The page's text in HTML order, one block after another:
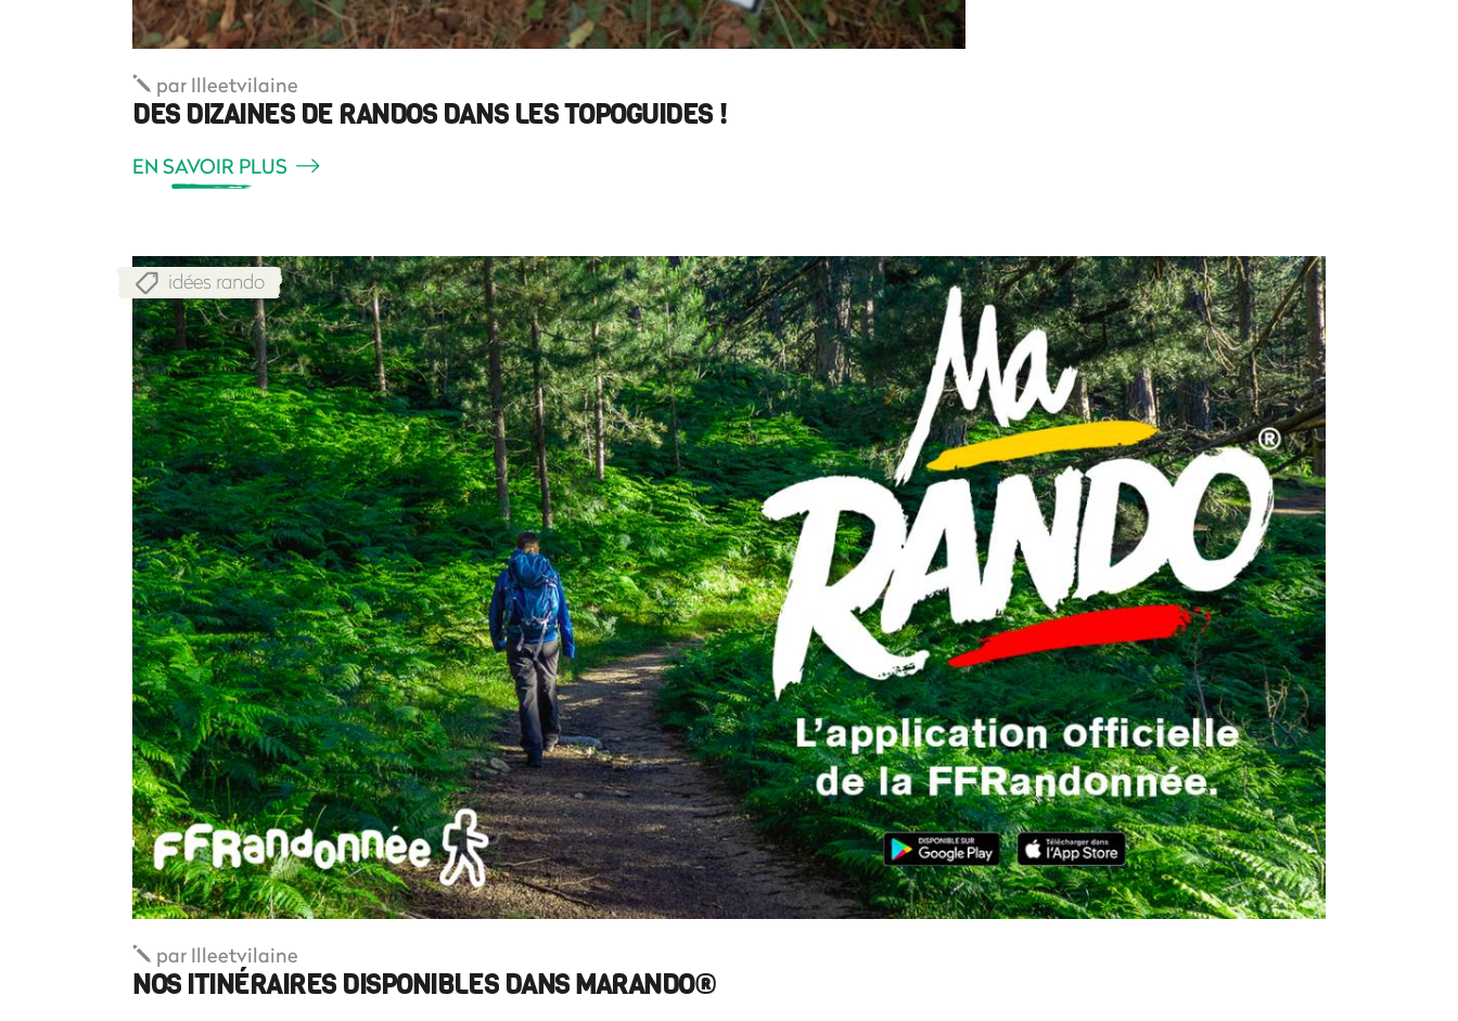
par Illeetvilaine
DES DIZAINES DE RANDOS DANS LES TOPOGUIDES !
EN SAVOIR PLUS
idées rando
par Illeetvilaine
NOS ITINÉRAIRES DISPONIBLES DANS MARANDO®